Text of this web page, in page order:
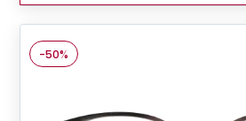
-50%